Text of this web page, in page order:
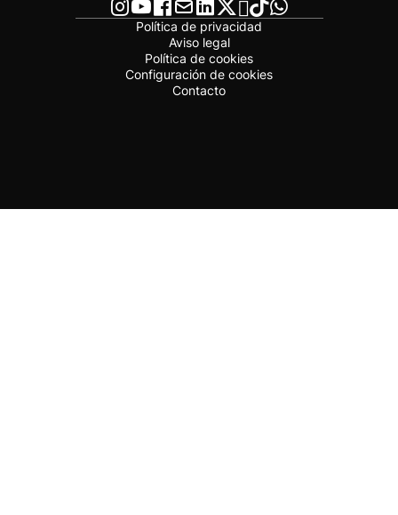
Política de privacidad
Aviso legal
Política de cookies
Configuración de cookies
Contacto